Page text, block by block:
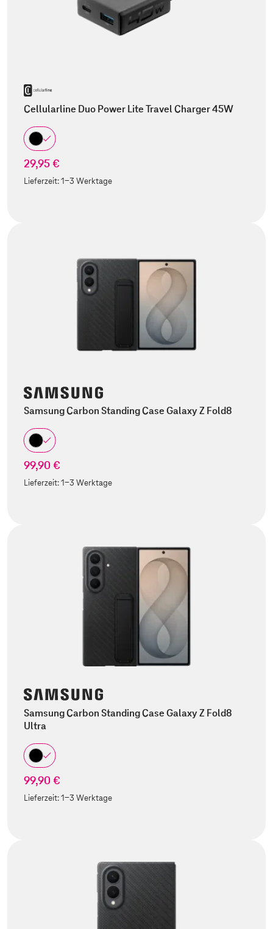
Cellularline Duo Power Lite Travel Charger 45W
29,95 €
Lieferzeit:1-3 Werktage
Samsung Carbon Standing Case Galaxy Z Fold8
99,90 €
Lieferzeit:1-3 Werktage
Samsung Carbon Standing Case Galaxy Z Fold8
Ultra
99,90 €
Lieferzeit:1-3 Werktage